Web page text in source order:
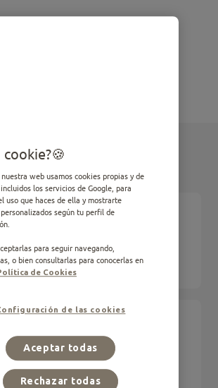
ARTÍCULO
soluciones
Comportamiento
ARTÍCULO
Cómo educar a tu perro:
métodos y pasos prácticos
Comportamiento
cookie?
nuestra web usamos cookies propias y de
los servicios de Google, para
uso que haces de ella y mostrarte
según tu perfil de
para seguir navegando,
o bien consultarlas para conocerlas en
de Cookies
de las cookies
Rechazar todas
Aceptar todas